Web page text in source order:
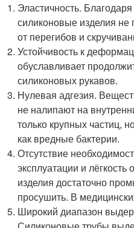
Эластичность.
силиконовые изделия
от перегибов и
Устойчивость к
обуславливает
силиконовых рукавов.
Нулевая адгезия.
не налипают на
только крупных частиц,
как вредные бактерии.
Отсутствие
эксплуатации и
изделия достаточно
просушить. В
Широкий диапазон